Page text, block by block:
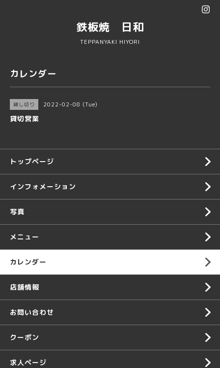
鉄板焼 日和
TEPPANYAKI HIYORI
カレンダー
貸し切り 2022-02-08 (Tue)
貸切営業
トップページ
インフォメーション
写真
メニュー
カレンダー
店舗情報
お問い合わせ
クーポン
求人ページ